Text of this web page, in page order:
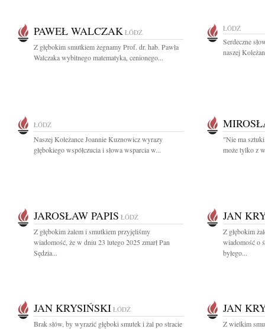
PAWEŁ WALCZAK ŁÓDŹ
Z głębokim smutkiem żegnamy Prof. dr. hab. Pawła
Walczaka wybitnego matematyka, cenionego...
ŁÓDŹ
Serdeczne
naszej
ŁÓDŹ
Naszej Koleżance Joannie Kuznowicz wyrazy
głębokiego współczucia i słowa wsparcia w...
"Nie ma
może tylko z
JAROSŁAW PAPIS ŁÓDŹ
Z głębokim żalem i smutkiem przyjęliśmy
wiadomość, że w dniu 23 lutego 2025 zmarł Pan
Sędzia...
JAN
Z głębokim
wiadomość o
byłego...
JAN KRYSIŃSKI ŁÓDŹ
Brak słów, by wyrazić głęboki smutek i żal po stracie
JAN
Z wielkim